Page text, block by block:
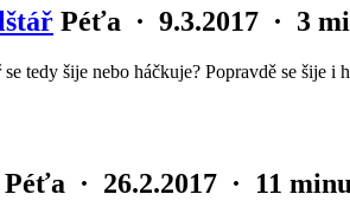
Péťa · 9.3.2017 · 3
tedy šije nebo háčkuje? Popravdě se šije
Péťa · 26.2.2017 · 11